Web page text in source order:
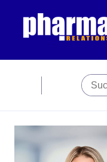
Premiumpartner